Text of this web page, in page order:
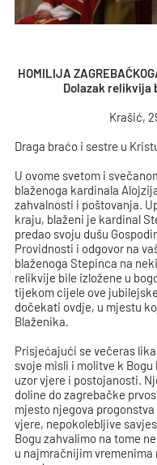
HOMILIJA
Dolazak relikvija
Krašić,
Draga braćo i sestre u
U ovome svetom i
blaženoga kardinala
zahvalnosti i poštovanja.
kraju, blaženi je kardinal
predao svoju dušu
Providnosti i odgovor na
blaženoga Stepinca na
relikvije bile izložene u
tijekom cijele ove
dočekati ovdje, u mjestu
Blaženika.
Prisjećajući se večeras
svoje misli i molitve k
uzor vjere i postojanosti.
doline do zagrebačke
mjesto njegova
vjere, nepokolebljive
Bogu zahvalimo na tome
u najmračnijim vremenima